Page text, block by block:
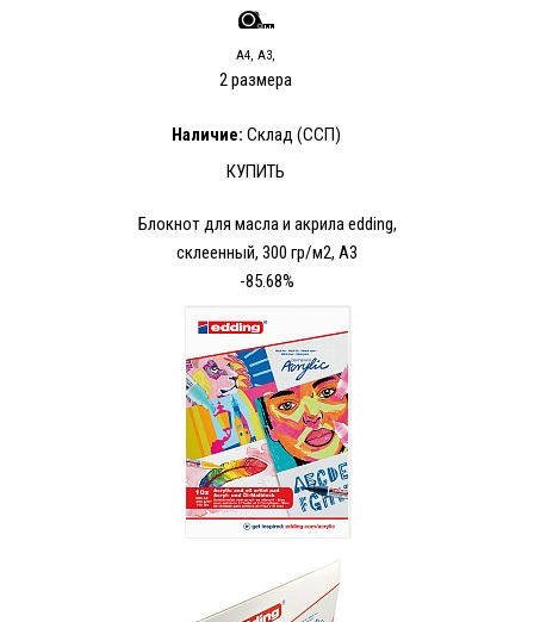
А4, А3,
2 размера
Наличие: Склад (ССП)
КУПИТЬ
Блокнот для масла и акрила edding,
склеенный, 300 гр/м2, А3
-85.68%